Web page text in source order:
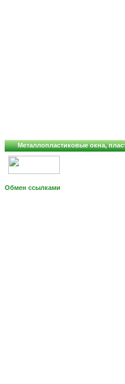
Металлопластиковые окна,
Обмен ссылками